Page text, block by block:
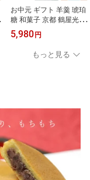
お中元 ギフト 羊羹 琥珀
糖 和菓子 京都 鶴屋光信
桐蓋大箱4品 季節の詰合
せ 彩 琥珀ラムネユズ も
ちり4個 恋桜 葛まんじゅ
う 柚子 抹茶 せせらぎ 塩
5,980円
もっと見る